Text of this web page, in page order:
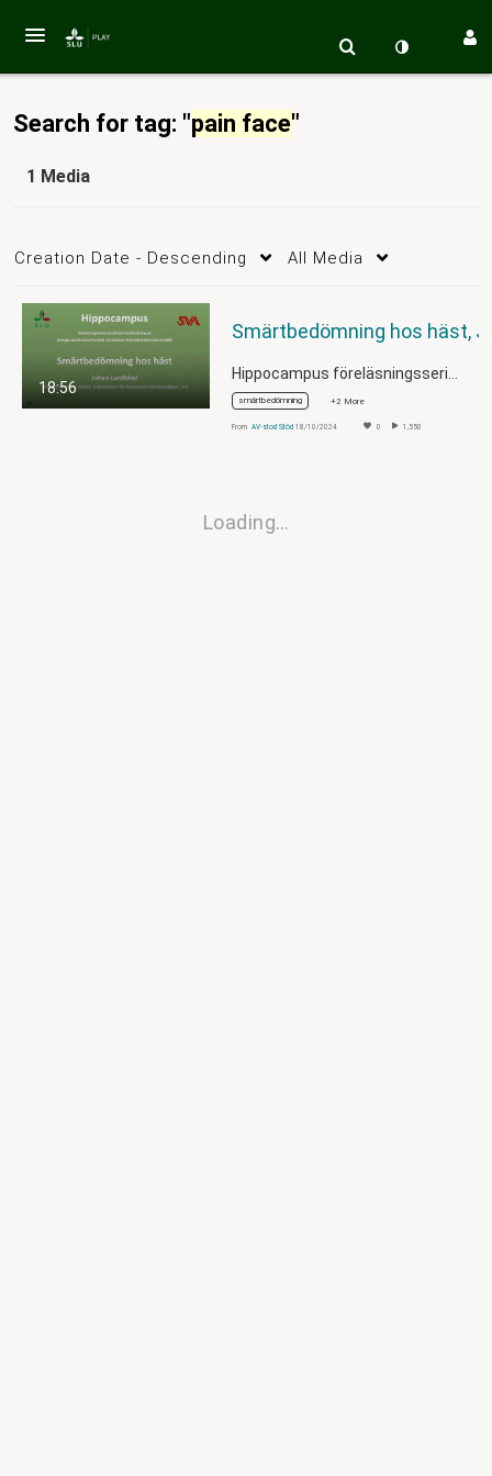
Search for tag: "pain face"
1 Media
Creation Date - Descending All Media
18:56
smärtbedömning +2 More
From AV-stod Stöd 18/10/2024 0 1,550
Loading…